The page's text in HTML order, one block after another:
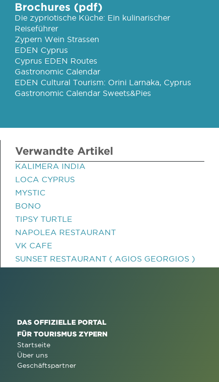
Brochures (pdf)
Die zypriotische Küche: Ein kulinarischer
Reiseführer
Zypern Wein Strassen
EDEN Cyprus
Cyprus EDEN Routes
Gastronomic Calendar
EDEN Cultural Tourism: Orini Larnaka, Cyprus
Gastronomic Calendar Sweets&Pies
Verwandte Artikel
KALIMERA INDIA
LOCA CYPRUS
MYSTIC
BONO
TIPSY TURTLE
NAPOLEA RESTAURANT
VK CAFE
SUNSET RESTAURANT ( AGIOS GEORGIOS )
DAS OFFIZIELLE PORTAL
FÜR TOURISMUS ZYPERN
Startseite
Über uns
Geschäftspartner